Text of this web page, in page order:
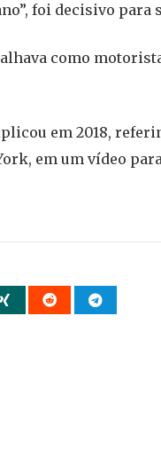
foi decisivo para
como
em 2018,
em um vídeo